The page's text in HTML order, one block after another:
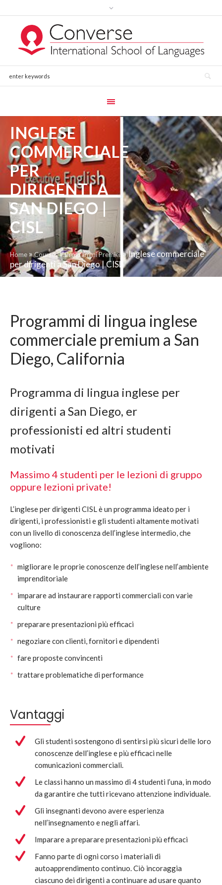
INGLESE
COMMERCIALE
PER
DIRIGENTI A
SAN DIEGO |
CISL
Home »Courses»Programmi Premier »Inglese commerciale
per dirigenti a San Diego | CISL
Programmi di lingua inglese
commerciale premium a San
Diego, California
Programma di lingua inglese per
dirigenti a San Diego, er
professionisti ed altri studenti
motivati
Massimo 4 studenti per le lezioni di gruppo
oppure lezioni private!
L’inglese per dirigenti CISL è un programma ideato per i
dirigenti, i professionisti e gli studenti altamente motivati
con un livello di conoscenza dell’inglese intermedio, che
vogliono:
migliorare le proprie conoscenze dell’inglese nell’ambiente
imprenditoriale
imparare ad instaurare rapporti commerciali con varie
culture
preparare presentazioni più efficaci
negoziare con clienti, fornitori e dipendenti
fare proposte convincenti
trattare problematiche di performance
Vantaggi
Gli studenti sostengono di sentirsi più sicuri delle loro
conoscenze dell’inglese e più efficaci nelle
comunicazioni commerciali.
Le classi hanno un massimo di 4 studenti l’una, in modo
da garantire che tutti ricevano attenzione individuale.
Gli insegnanti devono avere esperienza
nell’insegnamento e negli affari.
Imparare a preparare presentazioni più efficaci
Fanno parte di ogni corso i materiali di
autoapprendimento continuo. Ciò incoraggia
ciascuno dei dirigenti a continuare ad usare quanto